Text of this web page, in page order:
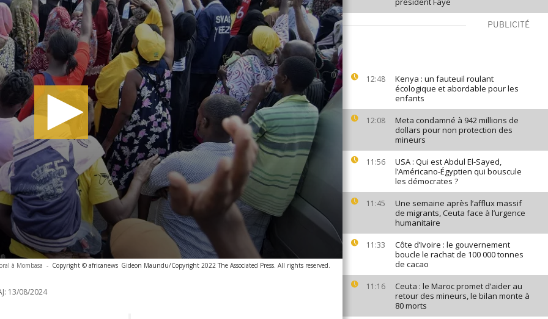
PUBLICITÉ
12:48
Kenya : un fauteuil roulant
écologique et abordable pour les
enfants
12:08
Meta condamné à 942 millions de
dollars pour non protection des
mineurs
11:56
USA : Qui est Abdul El-Sayed,
l’Américano-Égyptien qui bouscule
les démocrates ?
11:45
Une semaine après l’afflux massif
de migrants, Ceuta face à l’urgence
humanitaire
11:33
Côte d’Ivoire : le gouvernement
boucle le rachat de 100 000 tonnes
de cacao
11:16
Ceuta : le Maroc promet d’aider au
retour des mineurs, le bilan monte à
80 morts
à Mombasa - Copyright © africanews Gideon Maundu/Copyright 2022 The Associated Press. All rights reserved.
13/08/2024